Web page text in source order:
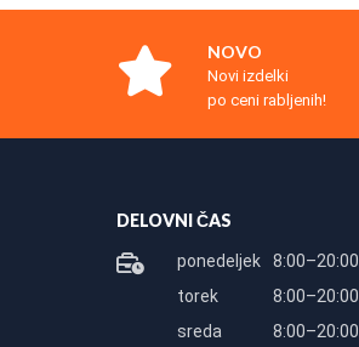
NOVO
Novi izdelki
po ceni rabljenih!
DELOVNI ČAS
ponedeljek
8:00–20:00
torek
8:00–20:00
sreda
8:00–20:00